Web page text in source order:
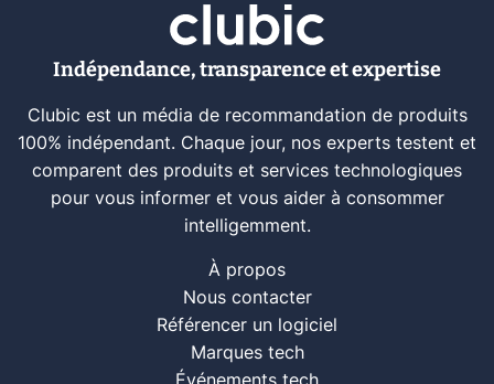
Indépendance, transparence et expertise
Clubic est un média de recommandation de produits
100% indépendant. Chaque jour, nos experts testent et
comparent des produits et services technologiques
pour vous informer et vous aider à consommer
intelligemment.
À propos
Nous contacter
Référencer un logiciel
Marques tech